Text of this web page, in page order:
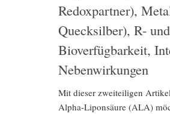
Redoxpartner),
Quecksilber), R-
Bioverfügbarkeit,
Nebenwirkungen
Mit dieser zweiteiligen
Alpha-Liponsäure (ALA)